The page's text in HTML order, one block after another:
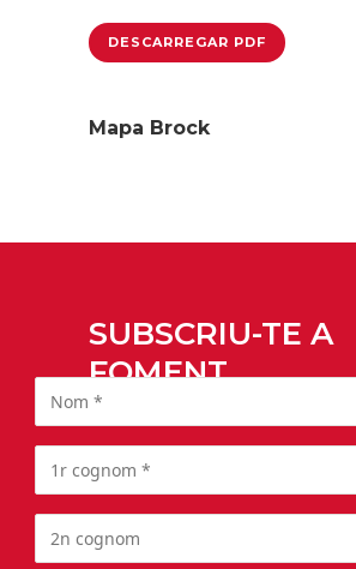
DESCARREGAR PDF
Mapa Brock
SUBSCRIU-TE A
FOMENT